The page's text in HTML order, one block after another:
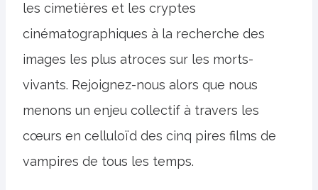
les cimetières et les cryptes
cinématographiques à la recherche des
images les plus atroces sur les morts-
vivants. Rejoignez-nous alors que nous
menons un enjeu collectif à travers les
cœurs en celluloïd des cinq pires films de
vampires de tous les temps.